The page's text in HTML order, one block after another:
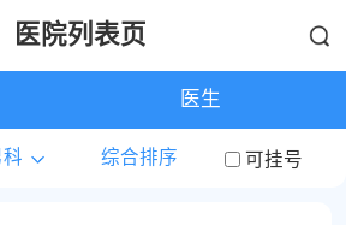
医院列表页
医生
科 综合排序 可挂号